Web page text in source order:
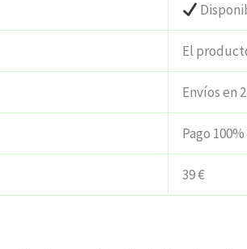
El
Envíos en
Pago
39 €